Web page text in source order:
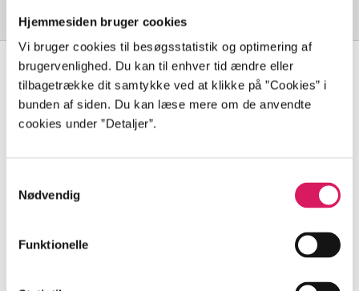
Hjemmesiden bruger cookies
Vi bruger cookies til besøgsstatistik og optimering af
brugervenlighed. Du kan til enhver tid ændre eller
tilbagetrække dit samtykke ved at klikke på ”Cookies” i
bunden af siden. Du kan læse mere om de anvendte
cookies under ”Detaljer”.
Nødvendig
Funktionelle
Lån Detaljer Udgaver
Detaljer
dansk
276 sider, ill. i farver